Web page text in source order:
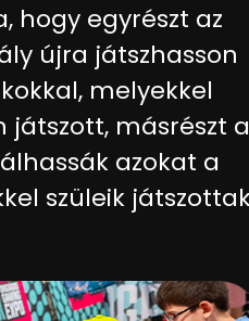
hogy egyrészt az
újra játszhasson
melyekkel
játszott, másrészt a
azokat a
szüleik